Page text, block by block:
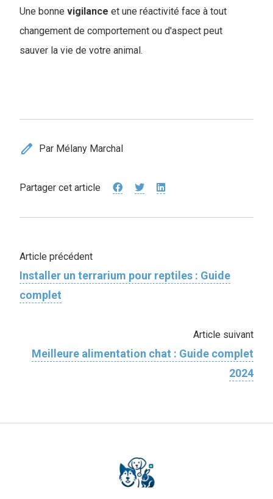
Une bonne vigilance et une réactivité face à tout
changement de comportement ou d'aspect peut
sauver la vie de votre animal.
edit Par Mélany Marchal
Partager cet article
Article précédent
Installer un terrarium pour reptiles : Guide
complet
Article suivant
Meilleure alimentation chat : Guide complet
2024